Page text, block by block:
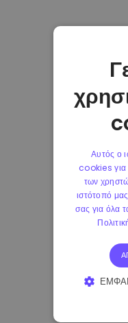
Αυτός ο
cookies για
των
ιστότοπό
σας για όλα